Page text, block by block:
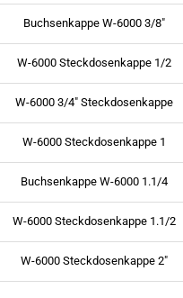
Buchsenkappe W-6000 3/8"
W-6000 Steckdosenkappe 1/2
W-6000 3/4" Steckdosenkappe
W-6000 Steckdosenkappe 1
Buchsenkappe W-6000 1.1/4
W-6000 Steckdosenkappe 1.1/2
W-6000 Steckdosenkappe 2"